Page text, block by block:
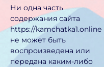
Ни одна часть
содержания сайта
https://kamchatka1.online
не может быть
воспроизведена или
передана каким-либо